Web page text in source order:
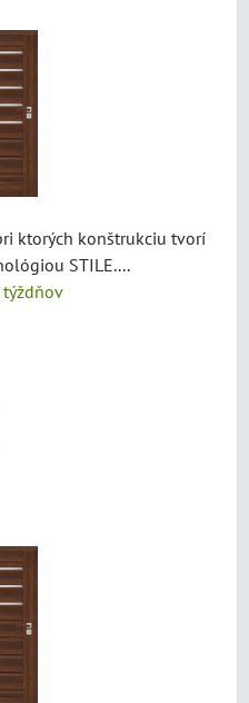
ktorých konštrukciu tvorí
STILE....